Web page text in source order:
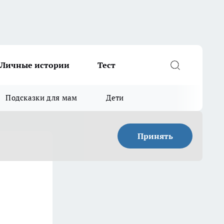
Личные истории Тест
Подсказки для мам Дети
Принять